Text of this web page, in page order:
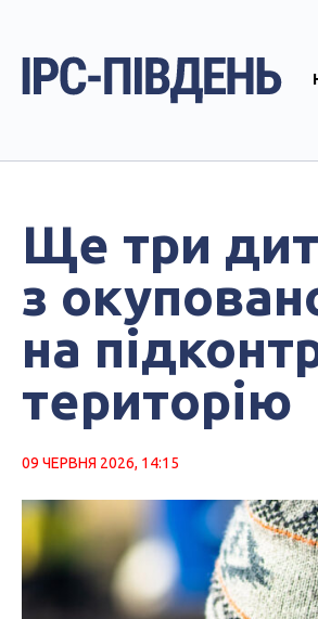
Ще три
з
на
територію
09 ЧЕРВНЯ 2026, 14:15